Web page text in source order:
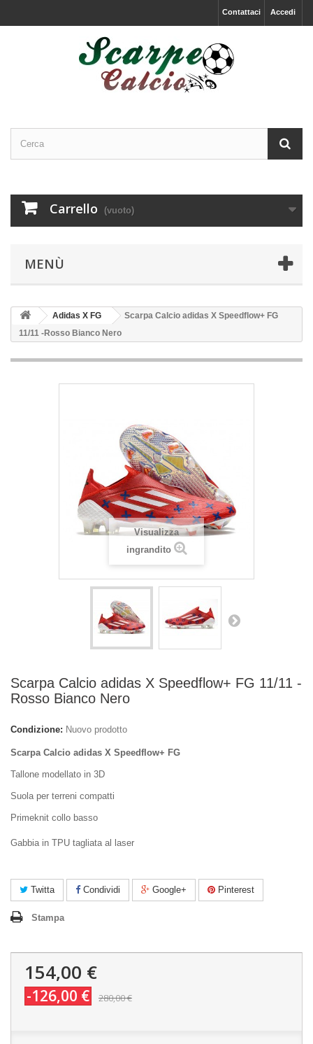
Accedi
Contattaci
Carrello (vuoto)
MENÙ
Adidas X FG
Scarpa Calcio adidas X Speedflow+ FG
11/11 -Rosso Bianco Nero
Visualizza
ingrandito
Scarpa Calcio adidas X Speedflow+ FG 11/11 -
Rosso Bianco Nero
Condizione: Nuovo prodotto
Scarpa Calcio adidas X Speedflow+ FG
Tallone modellato in 3D
Suola per terreni compatti
Primeknit collo basso
Gabbia in TPU tagliata al laser
Twitta Condividi Google+ Pinterest
Stampa
154,00 €
-126,00 € 280,00 €